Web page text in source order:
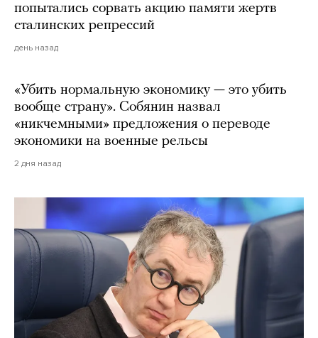
попытались сорвать акцию памяти жертв
сталинских репрессий
день назад
«Убить нормальную экономику — это убить
вообще страну». Собянин назвал
«никчемными» предложения о переводе
экономики на военные рельсы
2 дня назад